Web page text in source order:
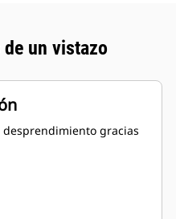
un vistazo
gracias